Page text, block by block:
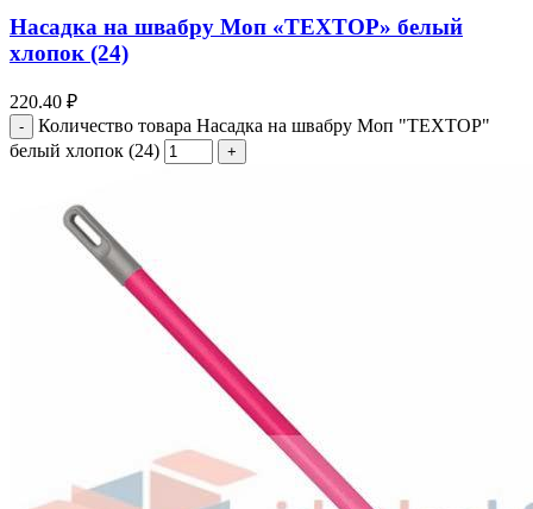
Насадка на швабру Моп «ТЕХТОР» белый
хлопок (24)
220.40 ₽
Количество товара Насадка на швабру Моп "ТЕХТОР"
белый хлопок (24)